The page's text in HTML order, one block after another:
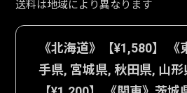
送料は地域により異なります
《北海道》【¥1,580】
手県, 宮城県, 秋田県, 山